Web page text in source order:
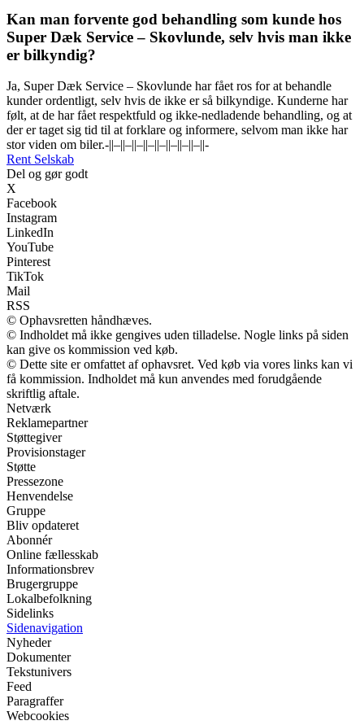
Kan man forvente god behandling som kunde hos
Super Dæk Service – Skovlunde, selv hvis man ikke
er bilkyndig?
Ja, Super Dæk Service – Skovlunde har fået ros for at behandle
kunder ordentligt, selv hvis de ikke er så bilkyndige. Kunderne har
følt, at de har fået respektfuld og ikke-nedladende behandling, og at
der er taget sig tid til at forklare og informere, selvom man ikke har
stor viden om biler.-||–||–||–||–||–||–||–||–||-
Rent Selskab
Del og gør godt
X
Facebook
Instagram
LinkedIn
YouTube
Pinterest
TikTok
Mail
RSS
© Ophavsretten håndhæves.
© Indholdet må ikke gengives uden tilladelse. Nogle links på siden
kan give os kommission ved køb.
© Dette site er omfattet af ophavsret. Ved køb via vores links kan vi
få kommission. Indholdet må kun anvendes med forudgående
skriftlig aftale.
Netværk
Reklamepartner
Støttegiver
Provisionstager
Støtte
Pressezone
Henvendelse
Gruppe
Bliv opdateret
Abonnér
Online fællesskab
Informationsbrev
Brugergruppe
Lokalbefolkning
Sidelinks
Sidenavigation
Nyheder
Dokumenter
Tekstunivers
Feed
Paragraffer
Webcookies